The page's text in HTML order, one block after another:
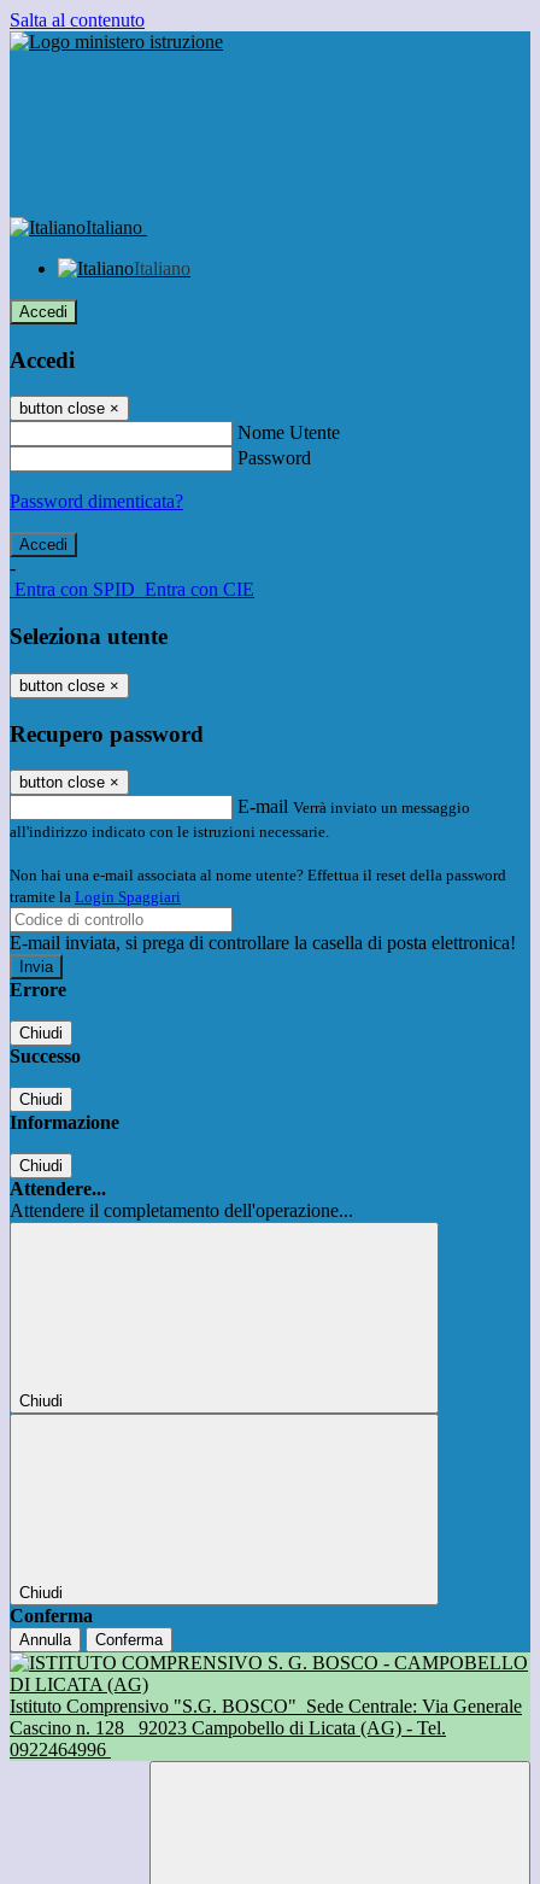
Salta al contenuto
Italiano
Italiano
Accedi
Accedi
button close ×
Nome Utente
Password
Password dimenticata?
-
Entra con SPID Entra con CIE
Seleziona utente
button close ×
Recupero password
button close ×
E-mail Verrà inviato un messaggio
all'indirizzo indicato con le istruzioni necessarie.
Non hai una e-mail associata al nome utente? Effettua il reset della password
tramite la Login Spaggiari
E-mail inviata, si prega di controllare la casella di posta elettronica!
Errore
Chiudi
Successo
Chiudi
Informazione
Chiudi
Attendere...
Attendere il completamento dell'operazione...
Chiudi
Chiudi
Conferma
Annulla Conferma
Istituto Comprensivo "S.G. BOSCO" Sede Centrale: Via Generale
Cascino n. 128
92023 Campobello di Licata (AG) - Tel.
0922464996